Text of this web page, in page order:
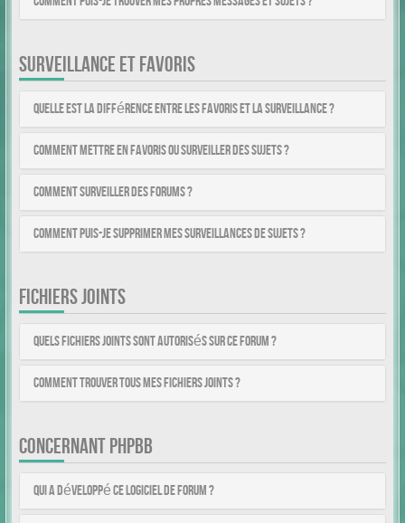
SURVEILLANCE ET FAVORIS
Quelle est la différence entre les favoris et la surveillance ?
Comment mettre en favoris ou surveiller des sujets ?
Comment surveiller des forums ?
Comment puis-je supprimer mes surveillances de sujets ?
FICHIERS JOINTS
Quels fichiers joints sont autorisés sur ce forum ?
Comment trouver tous mes fichiers joints ?
CONCERNANT PHPBB
Qui a développé ce logiciel de forum ?